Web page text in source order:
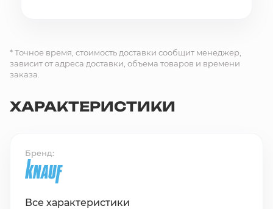
* Точное время, стоимость доставки сообщит менеджер,
зависит от адреса доставки, объема товаров и времени
заказа.
ХАРАКТЕРИСТИКИ
Бренд
Все характеристики